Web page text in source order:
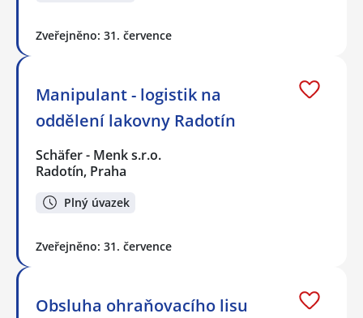
Zveřejněno: 31. července
Manipulant - logistik na
oddělení lakovny Radotín
Schäfer - Menk s.r.o.
Radotín, Praha
Plný úvazek
Zveřejněno: 31. července
Obsluha ohraňovacího lisu